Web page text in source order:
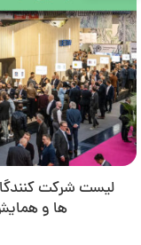
لیست شرکت‌
ها و همایش‌